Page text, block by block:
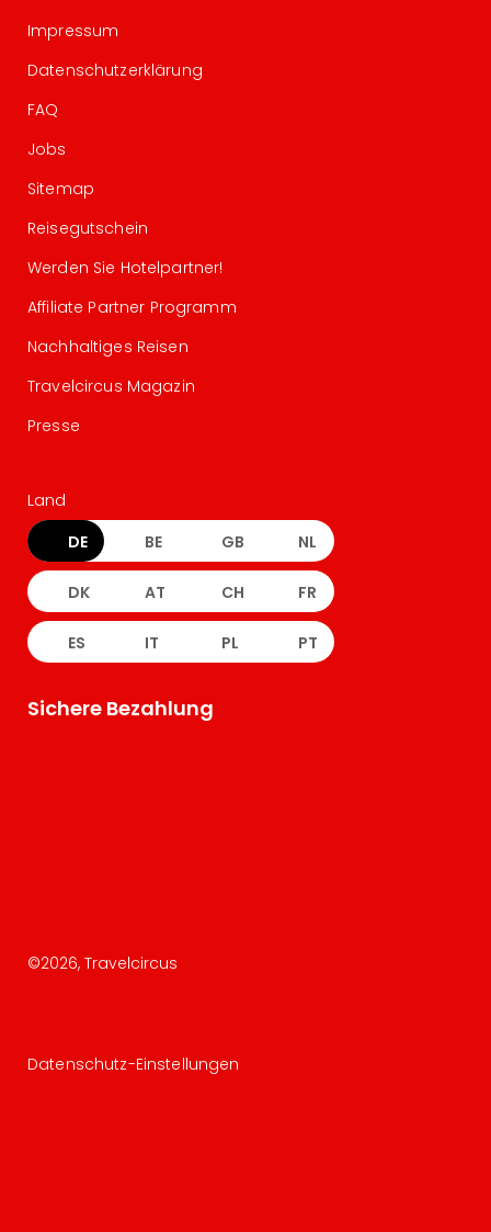
Impressum
Datenschutzerklärung
FAQ
Jobs
Sitemap
Reisegutschein
Werden Sie Hotelpartner!
Affiliate Partner Programm
Nachhaltiges Reisen
Travelcircus Magazin
Presse
Land
DE BE GB NL
DK AT CH FR
ES IT PL PT
Sichere Bezahlung
©2026, Travelcircus
Datenschutz-Einstellungen